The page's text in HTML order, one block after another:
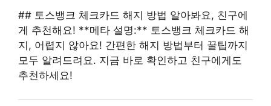
## 토스뱅크 체크카드 해지 방법 알아봐요, 친구에
게 추천해요! **메타 설명:** 토스뱅크 체크카드 해
지, 어렵지 않아요! 간편한 해지 방법부터 꿀팁까지
모두 알려드려요. 지금 바로 확인하고 친구에게도
추천하세요!